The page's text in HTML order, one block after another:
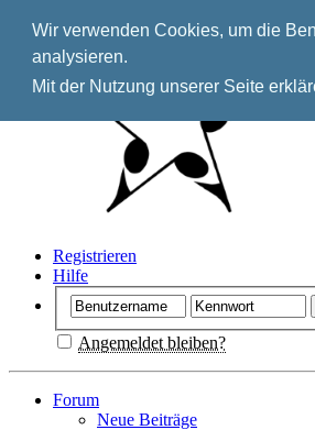
Wir verwenden Cookies, um die
analysieren.
Mit der Nutzung unserer Seite
Registrieren
Hilfe
Angemeldet bleiben?
Forum
Neue Beiträge